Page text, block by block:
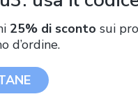
25% di sconto sui
d’ordine.